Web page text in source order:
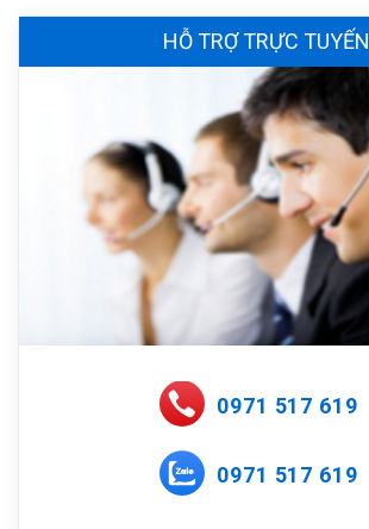
HỖ TRỢ TRỰC TUYẾN
0971 517 619
0971 517 619